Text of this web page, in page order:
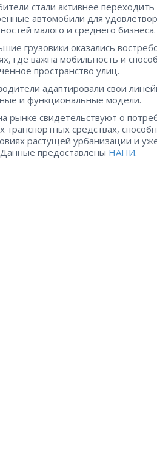
стали активнее переходить
автомобили для
малого и среднего бизнеса.
грузовики оказались
где важна мобильность и
пространство улиц.
адаптировали свои
и функциональные модели.
рынке свидетельствуют о
транспортных средствах,
растущей урбанизации и
предоставлены НАПИ.